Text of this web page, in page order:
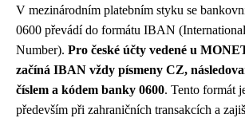
V mezinárodním platebním styku se
0600 převádí do formátu IBAN
Number). Pro české účty vedené u
začíná IBAN vždy písmeny CZ,
číslem a kódem banky 0600. Tento formát
především při zahraničních transakcích a